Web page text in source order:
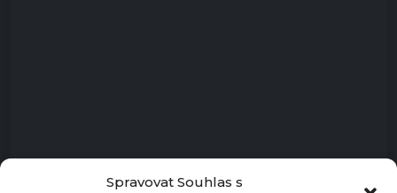
Spravovat Souhlas s